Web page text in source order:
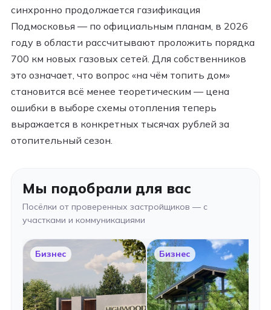
синхронно продолжается газификация
Подмосковья — по официальным планам, в 2026
году в области рассчитывают проложить порядка
700 км новых газовых сетей. Для собственников
это означает, что вопрос «на чём топить дом»
становится всё менее теоретическим — цена
ошибки в выборе схемы отопления теперь
выражается в конкретных тысячах рублей за
отопительный сезон.
Мы подобрали для вас
Посёлки от проверенных застройщиков — с
участками и коммуникациями
Бизнес Бизнес